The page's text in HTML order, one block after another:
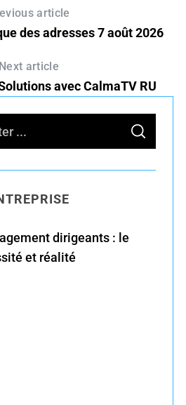
article
des adresses 7 août 2026
Next article
avec CalmaTV RU
S
A
C